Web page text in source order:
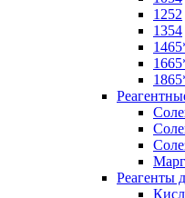
1252
1354
Реагенты